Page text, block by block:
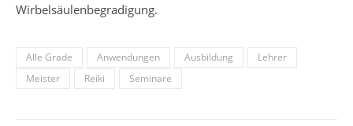
Wirbelsäulenbegradigung.
Alle Grade Anwendungen Ausbildung
Lehrer
Meister
Reiki Seminare